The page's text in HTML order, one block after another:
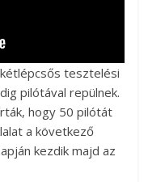
tesztelési
pilótával repülnek.
hogy 50 pilótát
a következő
kezdik majd az